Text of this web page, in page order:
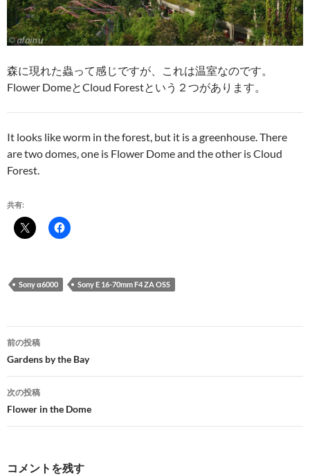
森に現れた蟲って感じですが、これは温室なのです。
Flower DomeとCloud Forestという２つがあります。
It looks like worm in the forest, but it is a greenhouse. There
are two domes, one is Flower Dome and the other is Cloud
Forest.
共有:
Sony α6000 Sony E 16-70mm F4 ZA OSS
投
稿
ナ
ビ
ゲ
前の投稿
Gardens by the Bay
次の投稿
Flower in the Dome
コメントを残す